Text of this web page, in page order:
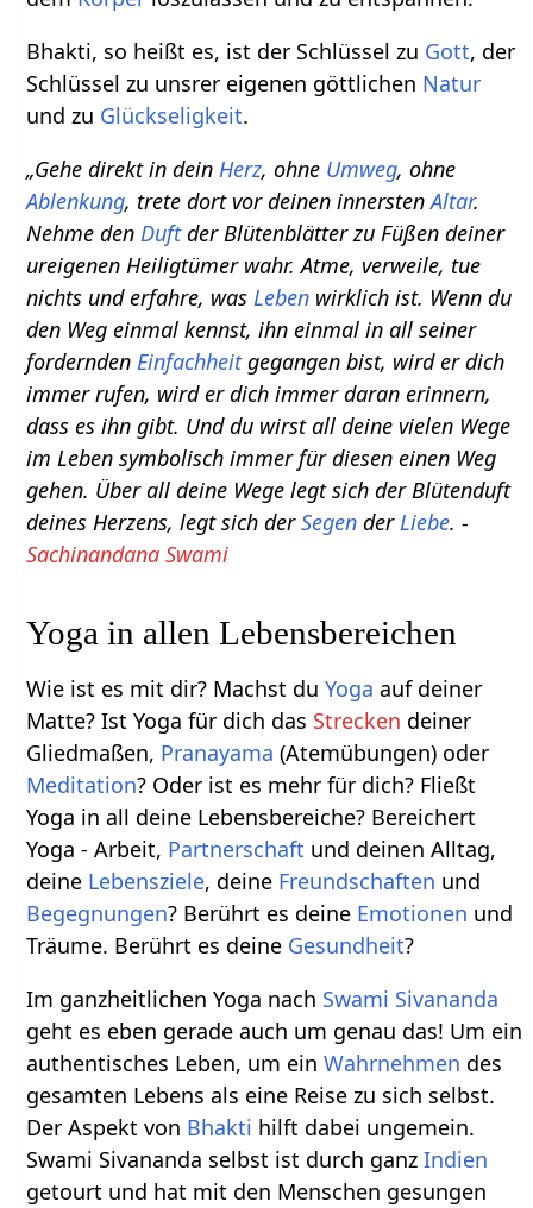
Bhakti, so heißt es, ist der Schlüssel zu Gott, der
Schlüssel zu unsrer eigenen göttlichen Natur
und zu Glückseligkeit.
„Gehe direkt in deinHerz, ohne Umweg, ohne
Ablenkung, trete dort vor deinen innerstenAltar.
Nehme denDuftder Blütenblätter zu Füßen deiner
ureigenen Heiligtümer wahr. Atme, verweile, tue
nichts und erfahre, wasLeben wirklich ist. Wenn du
den Weg einmal kennst, ihn einmal in all seiner
forderndenEinfachheitgegangen bist, wird er dich
immer rufen, wird er dich immer daran erinnern,
dass es ihn gibt. Und du wirst all deine vielen Wege
im Leben symbolisch immer für diesen einen Weg
gehen. Über all deine Wege legt sich der Blütenduft
deines Herzens, legt sich derSegen derLiebe. -
Sachinandana Swami
Yoga in allen Lebensbereichen
Wie ist es mit dir? Machst duYoga auf deiner
Matte? Ist Yoga für dich das Strecken deiner
Gliedmaßen, Pranayama (Atemübungen) oder
Meditation? Oder ist es mehr für dich? Fließt
Yoga in all deine Lebensbereiche? Bereichert
Yoga - Arbeit, Partnerschaft und deinen Alltag,
deine Lebensziele, deine Freundschaften und
Begegnungen? Berührt es deine Emotionen und
Träume. Berührt es deine Gesundheit?
Im ganzheitlichen Yoga nach Swami Sivananda
geht es eben gerade auch um genau das! Um ein
authentisches Leben, um einWahrnehmen des
gesamten Lebens als eine Reise zu sich selbst.
Der Aspekt von Bhakti hilft dabei ungemein.
Swami Sivananda selbst ist durch ganzIndien
getourt und hat mit den Menschen gesungen